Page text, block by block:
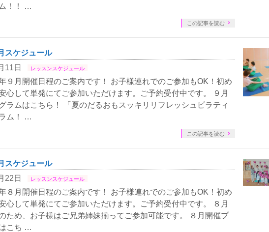
！！ …
この記事を読む
スケジュール
11日
レッスンスケジュール
９月開催日程のご案内です！ お子様連れでのご参加もOK！初め
心して単発にてご参加いただけます。ご予約受付中です。 ９月
ラムはこちら！ 「夏のだるおもスッキリリフレッシュピラティ
ム！ …
この記事を読む
スケジュール
22日
レッスンスケジュール
８月開催日程のご案内です！ お子様連れでのご参加もOK！初め
心して単発にてご参加いただけます。ご予約受付中です。 ８月
ため、お子様はご兄弟姉妹揃ってご参加可能です。 ８月開催プ
こち …